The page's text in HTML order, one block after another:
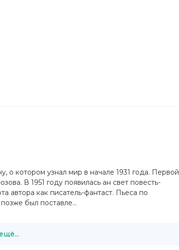
о котором узнал мир в начале 1931 года. Первой
В 1951 году появилась ан свет повесть-
автора как писатель-фантаст. Пьеса по
был поставле...